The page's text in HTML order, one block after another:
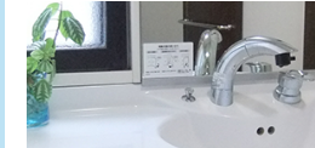
廃棄・処分
※給水管工事は20mmまでの価格で
業)
給水管工事※（塩ビ管（VP・HI）使
用/3ｍまで)
給水管工事※（塩ビ管（VP・HI）使
追加トーラー機使用/3m超え
カメラ調査
桝清掃